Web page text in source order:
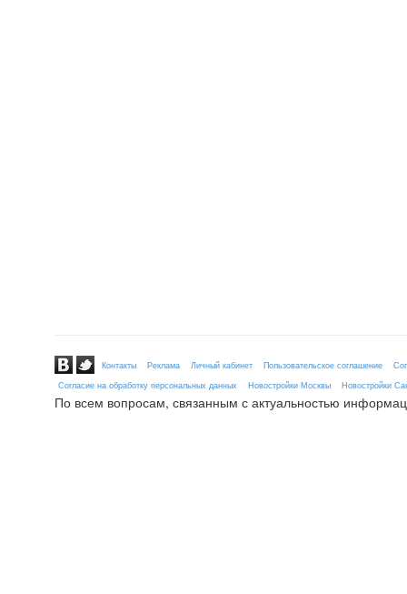
Контакты Реклама Личный кабинет Пользовательское соглашение
Согласие на обработку персональных данных
Новостройки Москвы Новостройки
По всем вопросам, связанным с актуальностью